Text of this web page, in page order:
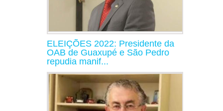
ELEIÇÕES 2022: Presidente da
OAB de Guaxupé e São Pedro
repudia manif...